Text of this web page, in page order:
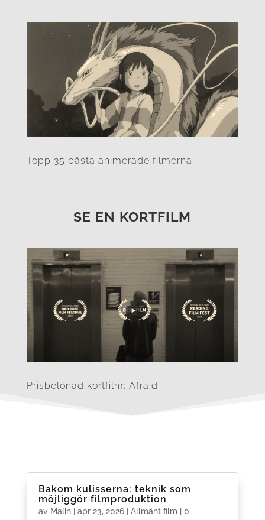
Topp 35 bästa animerade filmerna
SE EN KORTFILM
Prisbelönad kortfilm: Afraid
Bakom kulisserna: teknik som
möjliggör filmproduktion
av Malin| apr 23, 2026| Allmänt film | 0